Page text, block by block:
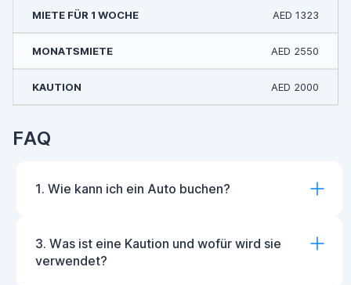
AED 1323
AED 2550
AED 2000
FAQ
1. Wie kann ich ein Auto buchen?
3. Was ist eine Kaution und wofür wird sie
verwendet?